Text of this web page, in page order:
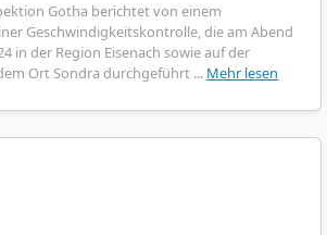
Gotha berichtet von einem
Geschwindigkeitskontrolle, die am Abend
in der Region Eisenach sowie auf der
Ort Sondra durchgeführt ... Mehr lesen